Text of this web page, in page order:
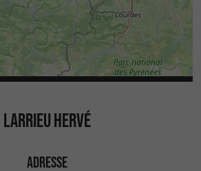
LARRIEU HERVÉ
ADRESSE